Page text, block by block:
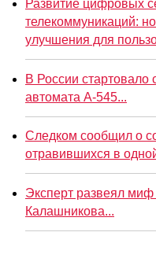
Развитие цифровых
телекоммуникаций:
улучшения для
В России стартовало
автомата А-545...
Следком сообщил о
отравившихся в
Эксперт развеял
Калашникова...